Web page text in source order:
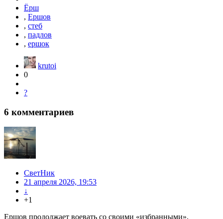
Ёрш
, Ершов
, стеб
, падлов
, ершок
krutoi
0
?
6 комментариев
СветНик
21 апреля 2026, 19:53
↓
+1
Ершов продолжает воевать со своими «избранными»,